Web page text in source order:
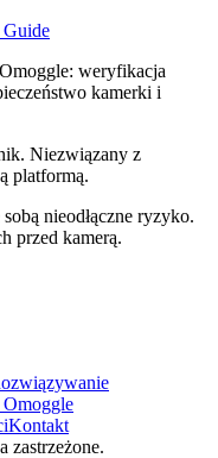
weryfikacja
kamerki i
Niezwiązany z
platformą.
nieodłączne ryzyko.
przed kamerą.
Kontakt
zastrzeżone.